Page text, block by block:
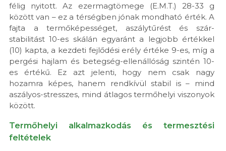
félig nyitott. Az ezermagtömege (E.M.T.) 28-33 g
között van – ez a térségben jónak mondható érték. A
fajta a termőképességet, aszály­tűrést és szár­
stabilitást 10-es skálán egyaránt a legjobb értékkel
(10) kapta, a kezdeti fejlődési erély értéke 9-es, míg a
pergési hajlam és betegség-ellenállóság szintén 10-
es értékű. Ez azt jelenti, hogy nem csak nagy
hozamra képes, hanem rendkívül stabil is – mind
aszályos-stresszes, mind átlagos termőhelyi viszonyok
között.
Termőhelyi alkalmazkodás és termesztési
feltételek